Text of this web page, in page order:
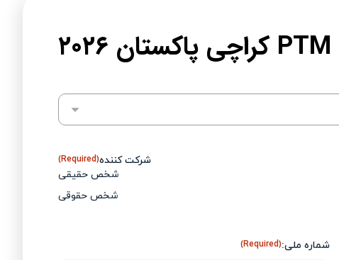
شرکت کننده(Required)
شخص حقیقی
شخص حقوقی
شماره ملى:(Required)